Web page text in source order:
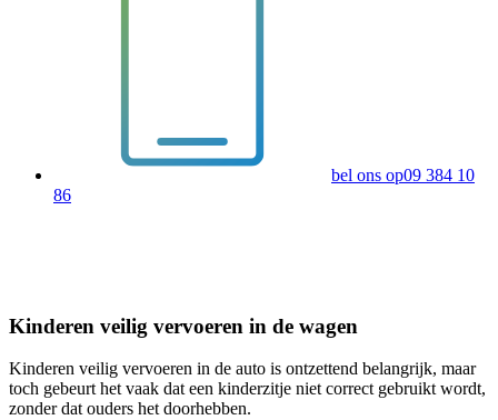
bel ons op09 384 10
86
Kinderen veilig vervoeren in de wagen
Kinderen veilig vervoeren in de auto is ontzettend belangrijk, maar
toch gebeurt het vaak dat een kinderzitje niet correct gebruikt wordt,
zonder dat ouders het doorhebben.